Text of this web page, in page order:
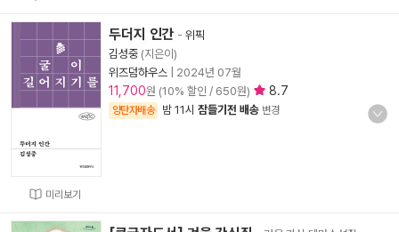
미리보기
두더지 인간 - 위픽
김성중 (지은이)
위즈덤하우스
2024년 07월
11,700원 (10% 할인 / 650원) 8.7
양탄자배송 밤 11시 잠들기전 배송 변경